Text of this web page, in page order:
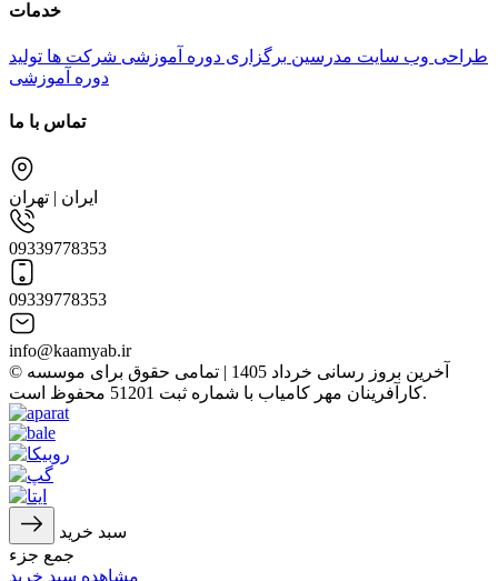
خدمات
طراحی وب سایت مدرسین برگزاری دوره آموزشی شرکت ها تولید
دوره آموزشی
تماس با ما
ایران | تهران
09339778353
09339778353
info@kaamyab.ir
© آخرین بروز رسانی خرداد 1405 | تمامی حقوق برای موسسه
کارآفرینان مهر کامیاب با شماره ثبت 51201 محفوظ است.
سبد خرید
جمع جزء
مشاهده سبد خرید